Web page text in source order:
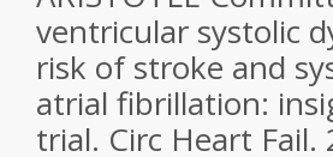
ventricular systolic
risk of stroke and
atrial fibrillation:
trial. Circ Heart Fail.